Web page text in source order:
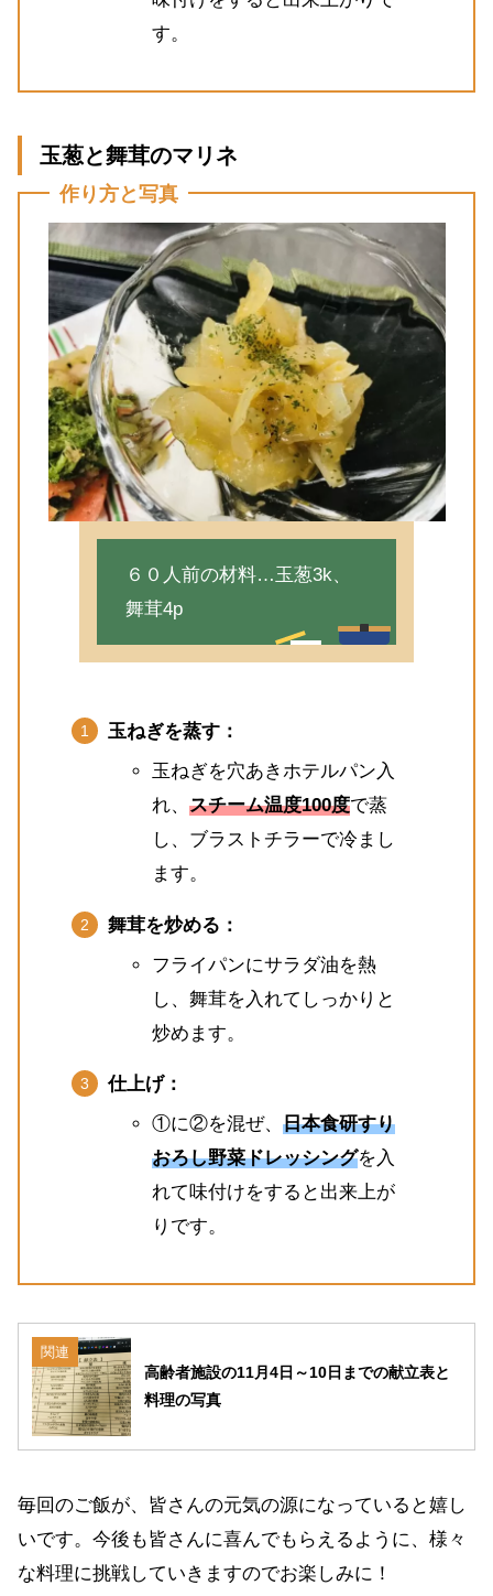
す。
玉葱と舞茸のマリネ
作り方と写真
６０人前の材料…玉葱3k、
舞茸4p
玉ねぎを蒸す：
玉ねぎを穴あきホテルパン入
れ、 スチーム温度100度で蒸
し、ブラストチラーで冷まし
ます。
舞茸を炒める：
フライパンにサラダ油を熱
し、舞茸を入れてしっかりと
炒めます。
仕上げ：
①に②を混ぜ、 日本食研すり
おろし野菜ドレッシングを入
れて味付けをすると出来上が
りです。
関連
高齢者施設の11月4日～10日までの献立表と
料理の写真
毎回のご飯が、皆さんの元気の源になっていると嬉し
いです。今後も皆さんに喜んでもらえるように、様々
な料理に挑戦していきますのでお楽しみに！